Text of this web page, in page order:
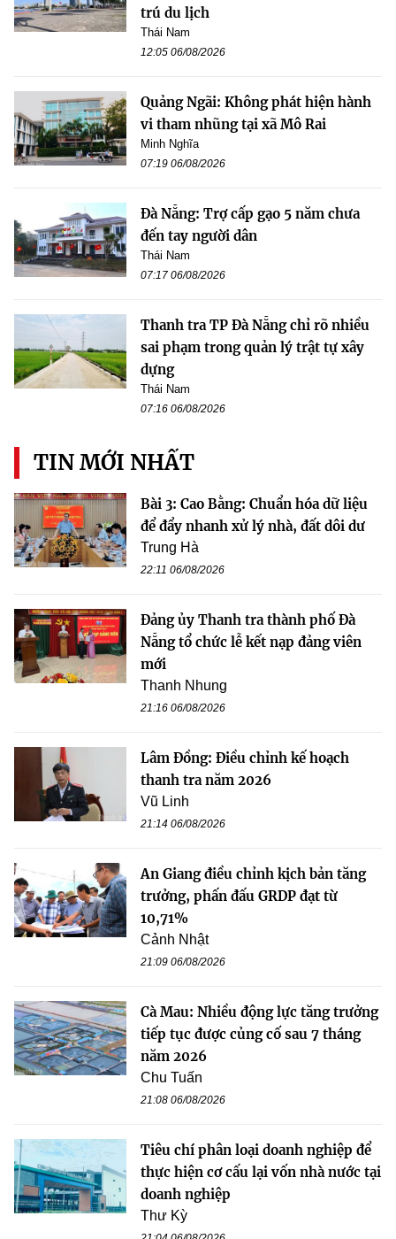
trú du lịch
Thái Nam
12:05 06/08/2026
Quảng Ngãi: Không phát hiện hành
vi tham nhũng tại xã Mô Rai
Minh Nghĩa
07:19 06/08/2026
Đà Nẵng: Trợ cấp gạo 5 năm chưa
đến tay người dân
Thái Nam
07:17 06/08/2026
Thanh tra TP Đà Nẵng chỉ rõ nhiều
sai phạm trong quản lý trật tự xây
dựng
Thái Nam
07:16 06/08/2026
TIN MỚI NHẤT
Bài 3: Cao Bằng: Chuẩn hóa dữ liệu
để đẩy nhanh xử lý nhà, đất dôi dư
Trung Hà
22:11 06/08/2026
Đảng ủy Thanh tra thành phố Đà
Nẵng tổ chức lễ kết nạp đảng viên
mới
Thanh Nhung
21:16 06/08/2026
Lâm Đồng: Điều chỉnh kế hoạch
thanh tra năm 2026
Vũ Linh
21:14 06/08/2026
An Giang điều chỉnh kịch bản tăng
trưởng, phấn đấu GRDP đạt từ
10,71%
Cảnh Nhật
21:09 06/08/2026
Cà Mau: Nhiều động lực tăng trưởng
tiếp tục được củng cố sau 7 tháng
năm 2026
Chu Tuấn
21:08 06/08/2026
Tiêu chí phân loại doanh nghiệp để
thực hiện cơ cấu lại vốn nhà nước tại
doanh nghiệp
Thư Kỳ